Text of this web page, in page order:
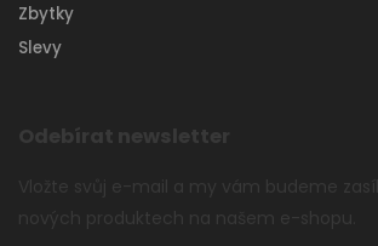
Zbytky
Slevy
Odebírat newsletter
Vložte svůj e-mail a my vám budeme
nových produktech na našem e-shopu.